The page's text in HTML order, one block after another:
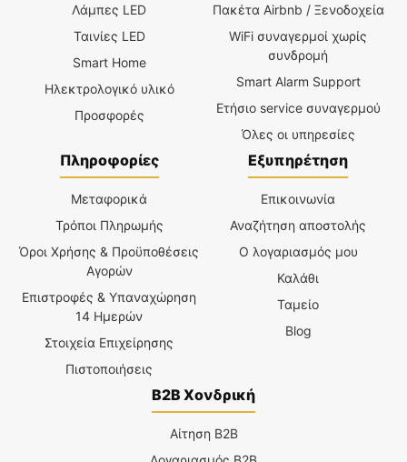
Λάμπες LED
Ταινίες LED
Smart Home
Ηλεκτρολογικό υλικό
Προσφορές
Πακέτα Airbnb / Ξενοδοχεία
WiFi συναγερμοί χωρίς
συνδρομή
Smart Alarm Support
Ετήσιο service συναγερμού
Όλες οι υπηρεσίες
Πληροφορίες
Μεταφορικά
Τρόποι Πληρωμής
Όροι Χρήσης & Προϋποθέσεις
Αγορών
Επιστροφές & Υπαναχώρηση
14 Ημερών
Στοιχεία Επιχείρησης
Πιστοποιήσεις
Εξυπηρέτηση
Επικοινωνία
Αναζήτηση αποστολής
Ο λογαριασμός μου
Καλάθι
Ταμείο
Blog
B2B Χονδρική
Αίτηση B2B